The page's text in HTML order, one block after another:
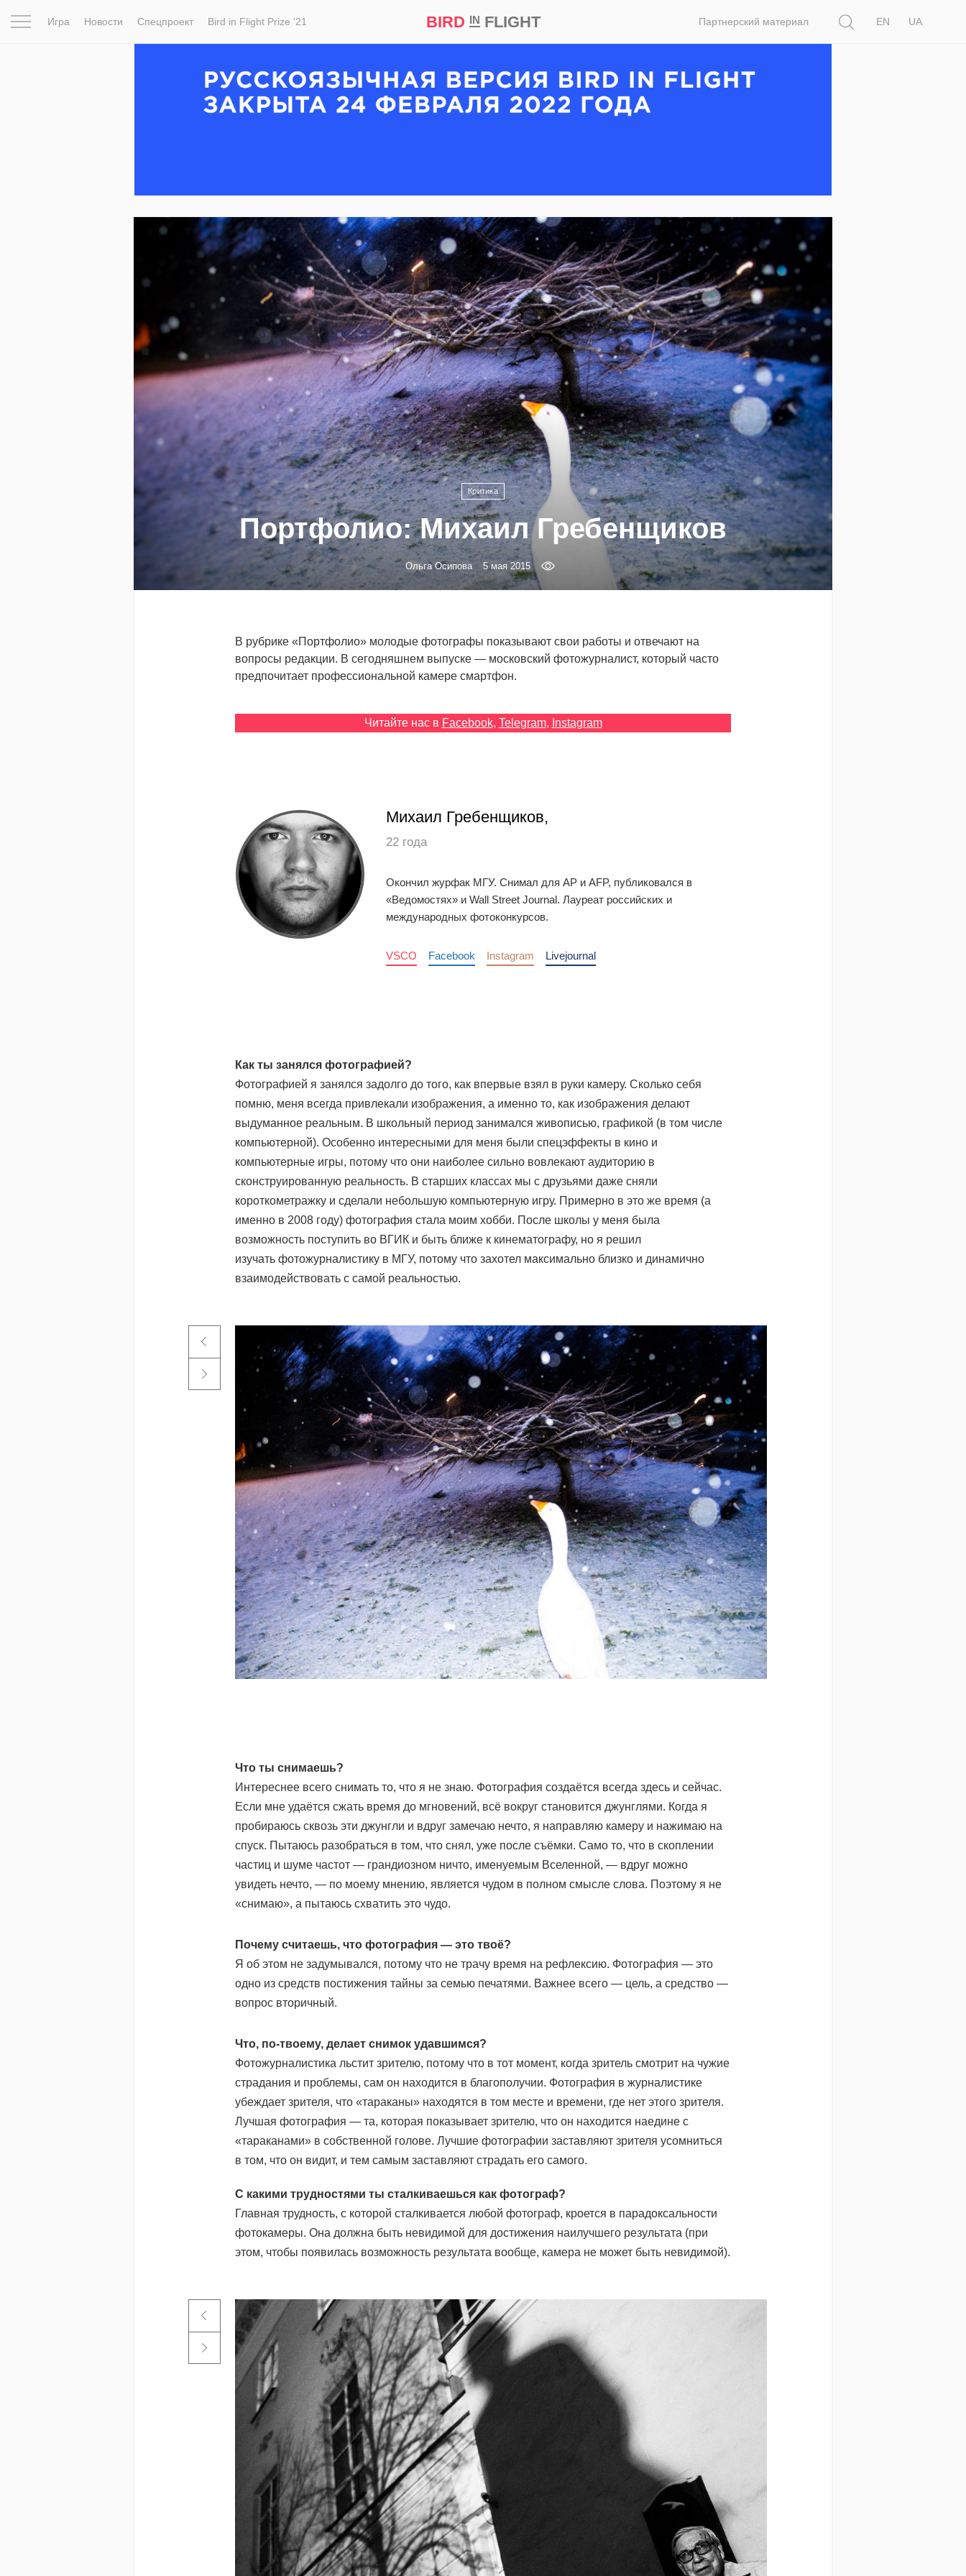
Игра Новости Спецпроект Bird in Flight Prize ‘21 BIRD INFLIGHT Партнерский материал
EN
UA
Критика
Портфолио: Михаил Гребенщиков
Ольга Осипова 5 мая 2015
В рубрике «Портфолио» молодые фотографы показывают свои работы и отвечают на
вопросы редакции. В сегодняшнем выпуске — московский фотожурналист, который часто
предпочитает профессиональной камере смартфон.
Читайте нас в Facebook, Telegram, Instagram
Михаил Гребенщиков,
22 года
Окончил журфак МГУ. Снимал для AP и AFP, публиковался в
«Ведомостях» и Wall Street Journal. Лауреат российских и
международных фотоконкурсов.
VSCO Facebook Instagram Livejournal
Как ты занялся фотографией?
Фотографией я занялся задолго до того, как впервые взял в руки камеру. Сколько себя
помню, меня всегда привлекали изображения, а именно то, как изображения делают
выдуманное реальным. В школьный период занимался живописью, графикой (в том числе
компьютерной). Особенно интересными для меня были спецэффекты в кино и
компьютерные игры, потому что они наиболее сильно вовлекают аудиторию в
сконструированную реальность. В старших классах мы с друзьями даже сняли
короткометражку и сделали небольшую компьютерную игру. Примерно в это же время (а
именно в 2008 году) фотография стала моим хобби. После школы у меня была
возможность поступить во ВГИК и быть ближе к кинематографу, но я решил
изучать фотожурналистику в МГУ, потому что захотел максимально близко и динамично
взаимодействовать с самой реальностью.
Что ты снимаешь?
Интереснее всего снимать то, что я не знаю. Фотография создаётся всегда здесь и сейчас.
Если мне удаётся сжать время до мгновений, всё вокруг становится джунглями. Когда я
пробираюсь сквозь эти джунгли и вдруг замечаю нечто, я направляю камеру и нажимаю на
спуск. Пытаюсь разобраться в том, что снял, уже после съёмки. Само то, что в скоплении
частиц и шуме частот — грандиозном ничто, именуемым Вселенной, — вдруг можно
увидеть нечто, — по моему мнению, является чудом в полном смысле слова. Поэтому я не
«снимаю», а пытаюсь схватить это чудо.
Почему считаешь, что фотография — это твоё?
Я об этом не задумывался, потому что не трачу время на рефлексию. Фотография — это
одно из средств постижения тайны за семью печатями. Важнее всего — цель, а средство —
вопрос вторичный.
Что, по-твоему, делает снимок удавшимся?
Фотожурналистика льстит зрителю, потому что в тот момент, когда зритель смотрит на чужие
страдания и проблемы, сам он находится в благополучии. Фотография в журналистике
убеждает зрителя, что «тараканы» находятся в том месте и времени, где нет этого зрителя.
Лучшая фотография — та, которая показывает зрителю, что он находится наедине с
«тараканами» в собственной голове. Лучшие фотографии заставляют зрителя усомниться
в том, что он видит, и тем самым заставляют страдать его самого.
С какими трудностями ты сталкиваешься как фотограф?
Главная трудность, с которой сталкивается любой фотограф, кроется в парадоксальности
фотокамеры. Она должна быть невидимой для достижения наилучшего результата (при
этом, чтобы появилась возможность результата вообще, камера не может быть невидимой).